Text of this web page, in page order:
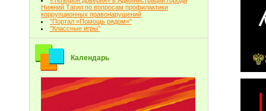
Нижний Тагил по вопросам профилактики
коррупционных правонарушений
"Портал «Помощь рядом»"
"Классные игры"
Календарь